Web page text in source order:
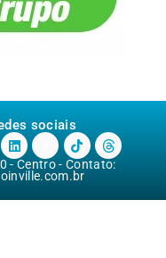
sociais
- Centro - Contato: